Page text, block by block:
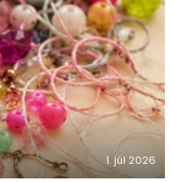
1. júl 2026